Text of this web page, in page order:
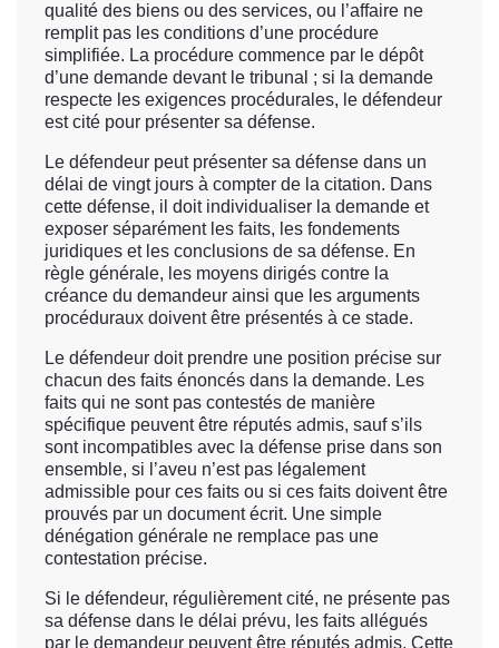
qualité des biens ou des services, ou l’affaire ne
remplit pas les conditions d’une procédure
simplifiée. La procédure commence par le dépôt
d’une demande devant le tribunal ; si la demande
respecte les exigences procédurales, le défendeur
est cité pour présenter sa défense.
Le défendeur peut présenter sa défense dans un
délai de vingt jours à compter de la citation. Dans
cette défense, il doit individualiser la demande et
exposer séparément les faits, les fondements
juridiques et les conclusions de sa défense. En
règle générale, les moyens dirigés contre la
créance du demandeur ainsi que les arguments
procéduraux doivent être présentés à ce stade.
Le défendeur doit prendre une position précise sur
chacun des faits énoncés dans la demande. Les
faits qui ne sont pas contestés de manière
spécifique peuvent être réputés admis, sauf s’ils
sont incompatibles avec la défense prise dans son
ensemble, si l’aveu n’est pas légalement
admissible pour ces faits ou si ces faits doivent être
prouvés par un document écrit. Une simple
dénégation générale ne remplace pas une
contestation précise.
Si le défendeur, régulièrement cité, ne présente pas
sa défense dans le délai prévu, les faits allégués
par le demandeur peuvent être réputés admis. Cette